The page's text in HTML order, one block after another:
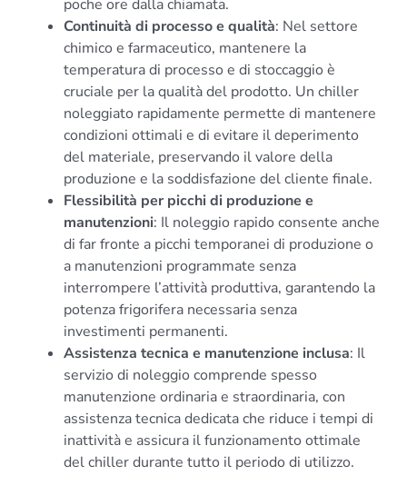
poche ore dalla chiamata.
Continuità di processo e qualità: Nel settore
chimico e farmaceutico, mantenere la
temperatura di processo e di stoccaggio è
cruciale per la qualità del prodotto. Un chiller
noleggiato rapidamente permette di mantenere
condizioni ottimali e di evitare il deperimento
del materiale, preservando il valore della
produzione e la soddisfazione del cliente finale.
Flessibilità per picchi di produzione e
manutenzioni: Il noleggio rapido consente anche
di far fronte a picchi temporanei di produzione o
a manutenzioni programmate senza
interrompere l’attività produttiva, garantendo la
potenza frigorifera necessaria senza
investimenti permanenti.
Assistenza tecnica e manutenzione inclusa: Il
servizio di noleggio comprende spesso
manutenzione ordinaria e straordinaria, con
assistenza tecnica dedicata che riduce i tempi di
inattività e assicura il funzionamento ottimale
del chiller durante tutto il periodo di utilizzo.